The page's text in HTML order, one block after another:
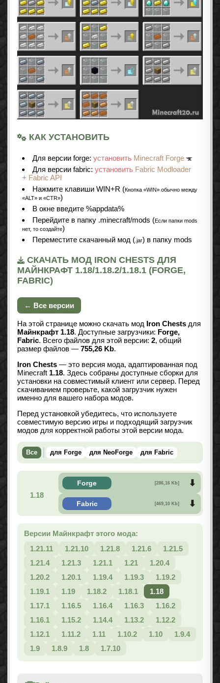
КАК УСТАНОВИТЬ
Для версии forge: установить Minecraft Forge
Для версии fabric: установить Fabric Modloader
+ Fabric API
Нажмите клавиши WIN+R (Кнопка «WIN» обычно между
«ALT» и «CTR»)
В окне введите %appdata%
Перейдите в папку .minecraft/mods (Если папки mods
нет, то создайте)
Переместите скачанный мод ( .jar) в папку mods
СКАЧАТЬ МОД IRON CHESTS ДЛЯ
МАЙНКРАФТ 1.18/1.18.2/1.18.1 (FORGE,
FABRIC)
← Все версии
На этой странице можно скачать мод Iron Chests для
Майнкрафт 1.18. Доступные загрузчики: Forge,
Fabric. Всего файлов для этой версии: 2, общий
размер файлов — 755,26 Kb.
Iron Chests — это версия мода, адаптированная под
Minecraft 1.18. Здесь собраны доступные сборки для
установки на совместимый клиент или сервер. Перед
скачиванием проверьте, какой загрузчик нужен
именно для вашего набора модов.
Перед установкой убедитесь, что используете
совместимую версию игры и подходящий загрузчик
модов для корректной работы этой версии мода.
Все для Forge для NeoForge для Fabric
1.18
Forge [286,16 Kb]
Fabric [469,10 Kb]
Версии Майнкрафт этого мода:
1.21.11
1.21.10 1.21.8 1.21.6
1.21.5
1.21.4
1.21.3 1.21.1 1.21
1.20.4
1.20.2
1.20.1 1.19.4 1.19.3
1.19.2
1.19.1
1.19 1.18.2 1.18.1
1.18
1.17.1
1.16.5 1.16.4 1.16.3
1.16.2
1.16.1
1.15.2 1.14.4 1.13.2
1.12.2
1.12.1
1.11.2 1.11 1.10.2 1.10
1.9.4
1.9
1.8.9 1.8 1.7.10